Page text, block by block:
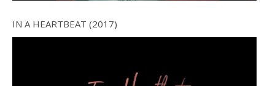
IN A HEARTBEAT (2017)